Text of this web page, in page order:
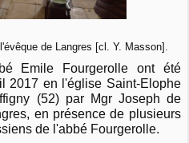
de Langres [cl. Y. Masson].
Emile Fourgerolle ont été
2017 en l'église Saint-Elophe
(52) par Mgr Joseph de
en présence de plusieurs
de l'abbé Fourgerolle.